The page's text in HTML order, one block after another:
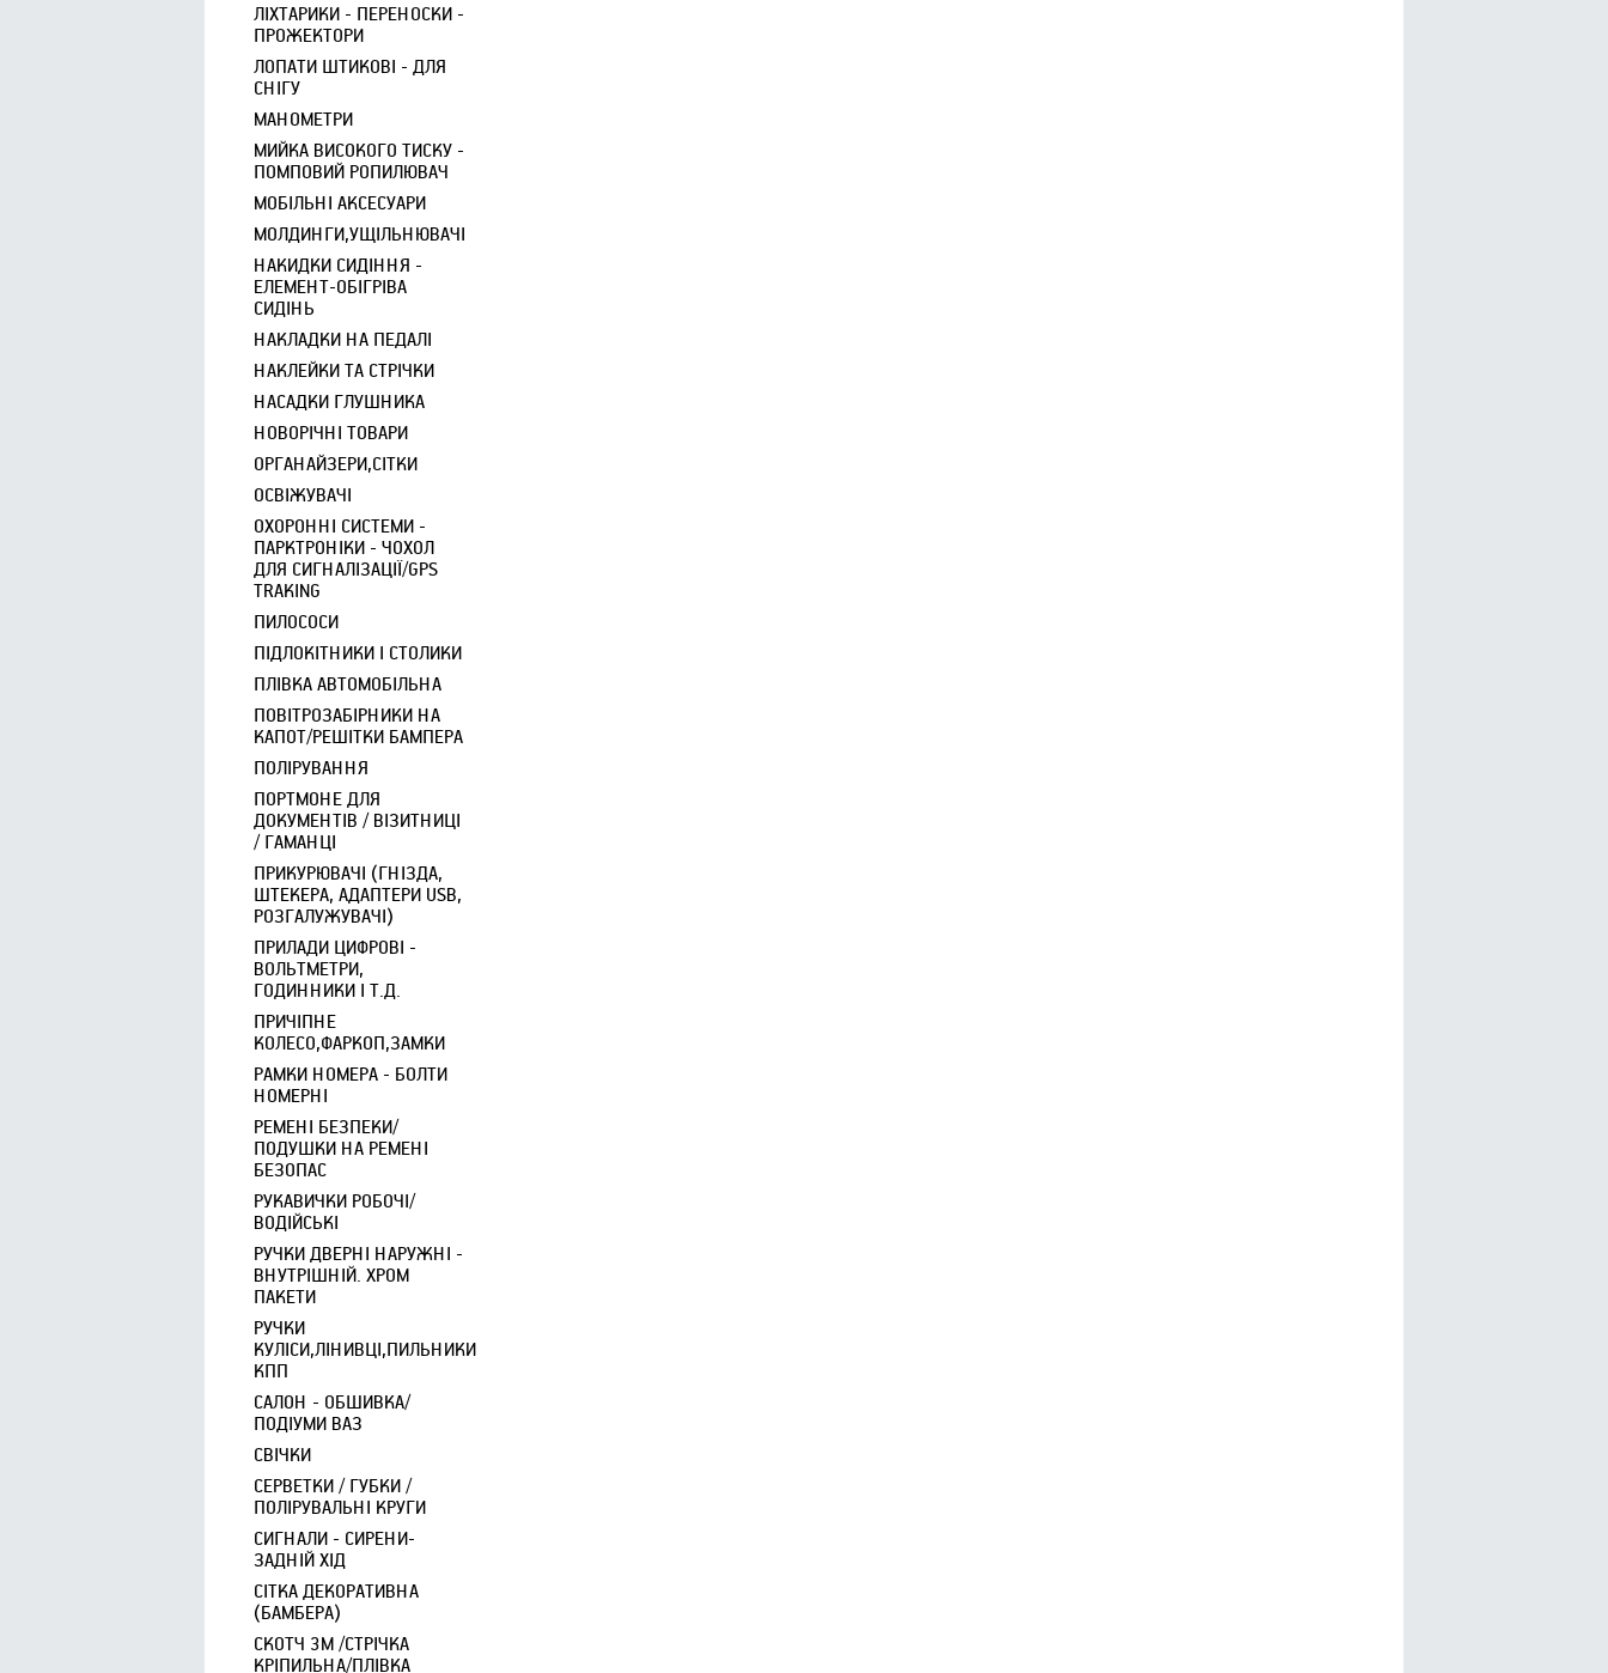
ЛІХТАРИКИ - ПЕРЕНОСКИ -
ПРОЖЕКТОРИ
ЛОПАТИ ШТИКОВІ - ДЛЯ
СНІГУ
МАНОМЕТРИ
МИЙКА ВИСОКОГО ТИСКУ -
ПОМПОВИЙ РОПИЛЮВАЧ
МОБІЛЬНІ АКСЕСУАРИ
МОЛДИНГИ,УЩІЛЬНЮВАЧІ
НАКИДКИ СИДІННЯ -
ЕЛЕМЕНТ-ОБІГРІВА
СИДІНЬ
НАКЛАДКИ НА ПЕДАЛІ
НАКЛЕЙКИ ТА СТРІЧКИ
НАСАДКИ ГЛУШНИКА
НОВОРІЧНІ ТОВАРИ
ОРГАНАЙЗЕРИ,СІТКИ
ОСВІЖУВАЧІ
ОХОРОННІ СИСТЕМИ -
ПАРКТРОНІКИ - ЧОХОЛ
ДЛЯ СИГНАЛІЗАЦІЇ/GPS
TRAKING
ПИЛОСОСИ
ПІДЛОКІТНИКИ І СТОЛИКИ
ПЛІВКА АВТОМОБІЛЬНА
ПОВІТРОЗАБІРНИКИ НА
КАПОТ/РЕШІТКИ БАМПЕРА
ПОЛІРУВАННЯ
ПОРТМОНЕ ДЛЯ
ДОКУМЕНТІВ / ВІЗИТНИЦІ
/ ГАМАНЦІ
ПРИКУРЮВАЧІ (ГНІЗДА,
ШТЕКЕРА, АДАПТЕРИ USB,
РОЗГАЛУЖУВАЧІ)
ПРИЛАДИ ЦИФРОВІ -
ВОЛЬТМЕТРИ,
ГОДИННИКИ І Т.Д.
ПРИЧІПНЕ
КОЛЕСО,ФАРКОП,ЗАМКИ
РАМКИ НОМЕРА - БОЛТИ
НОМЕРНІ
РЕМЕНІ БЕЗПЕКИ/
ПОДУШКИ НА РЕМЕНІ
БЕЗОПАС
РУКАВИЧКИ РОБОЧІ/
ВОДІЙСЬКІ
РУЧКИ ДВЕРНІ НАРУЖНІ -
ВНУТРІШНІЙ. ХРОМ
ПАКЕТИ
РУЧКИ
КУЛІСИ,ЛІНИВЦІ,ПИЛЬНИКИ
КПП
САЛОН - ОБШИВКА/
ПОДІУМИ ВАЗ
СВІЧКИ
СЕРВЕТКИ / ГУБКИ /
ПОЛІРУВАЛЬНІ КРУГИ
СИГНАЛИ - СИРЕНИ-
ЗАДНІЙ ХІД
СІТКА ДЕКОРАТИВНА
(БАМБЕРА)
СКОТЧ 3М /СТРІЧКА
КРІПИЛЬНА/ПЛІВКА